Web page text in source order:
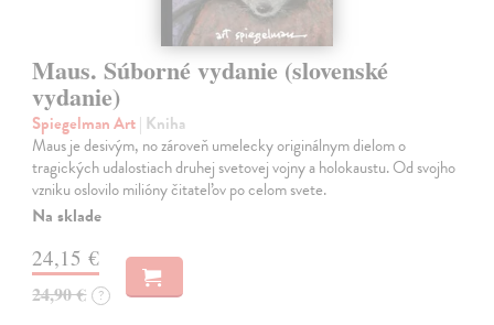
Maus. Súborné vydanie (slovenské
vydanie)
Spiegelman Art| Kniha
Maus je desivým, no zároveň umelecky originálnym dielom o
tragických udalostiach druhej svetovej vojny a holokaustu. Od svojho
vzniku oslovilo milióny čitateľov po celom svete.
Na sklade
24,15 €
24,90 € ?